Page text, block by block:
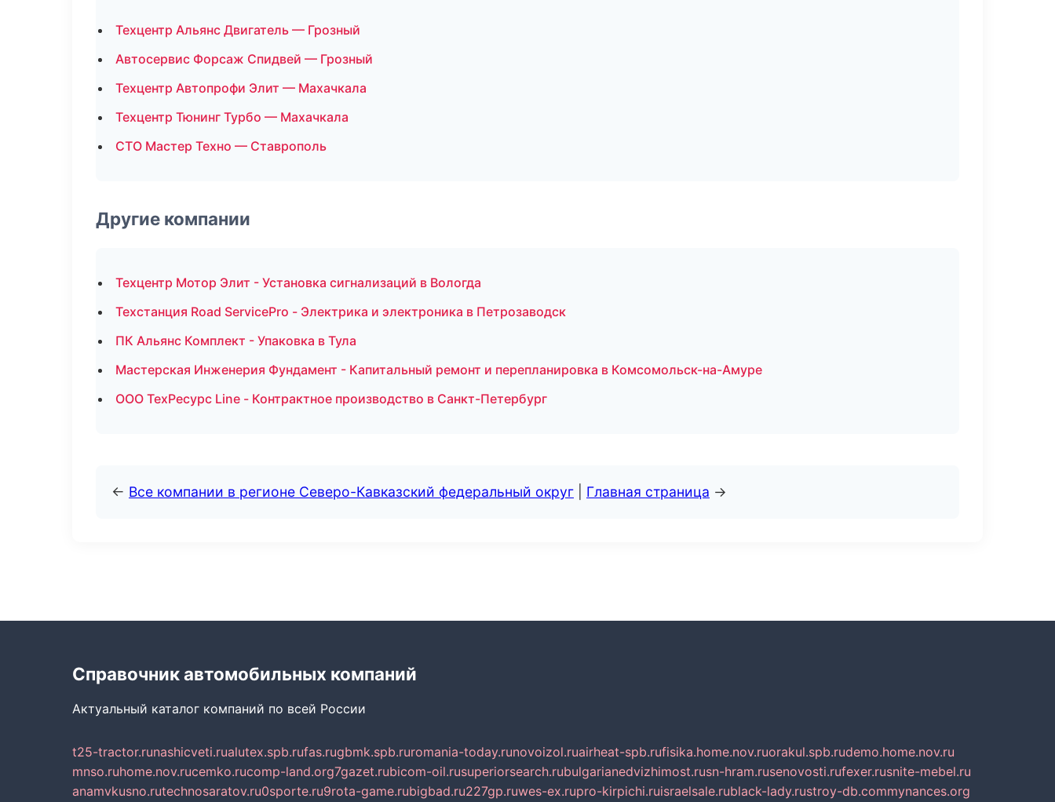
Техцентр Альянс Двигатель — Грозный
Автосервис Форсаж Спидвей — Грозный
Техцентр Автопрофи Элит — Махачкала
Техцентр Тюнинг Турбо — Махачкала
СТО Мастер Техно — Ставрополь
Другие компании
Техцентр Мотор Элит - Установка сигнализаций в Вологда
Техстанция Road ServicePro - Электрика и электроника в Петрозаводск
ПК Альянс Комплект - Упаковка в Тула
Мастерская Инженерия Фундамент - Капитальный ремонт и перепланировка в Комсомольск-на-Амуре
ООО ТехРесурс Line - Контрактное производство в Санкт-Петербург
← Все компании в регионе Северо-Кавказский федеральный округ Главная страница →
Справочник автомобильных компаний
Актуальный каталог компаний по всей России
t25-tractor.runashicveti.rualutex.spb.rufas.rugbmk.spb.ruromania-today.runovoizol.ruairheat-spb.rufisika.home.nov.ruorakul.spb.rudemo.home.nov.ru
mnso.ruhome.nov.rucemko.rucomp-land.org7gazet.rubicom-oil.rusuperiorsearch.rubulgarianedvizhimost.rusn-hram.rusenovosti.rufexer.rusnite-mebel.ru
anamvkusno.rutechnosaratov.ru0sporte.ru9rota-game.rubigbad.ru227gp.ruwes-ex.rupro-kirpichi.ruisraelsale.rublack-lady.rustroy-db.commynances.org